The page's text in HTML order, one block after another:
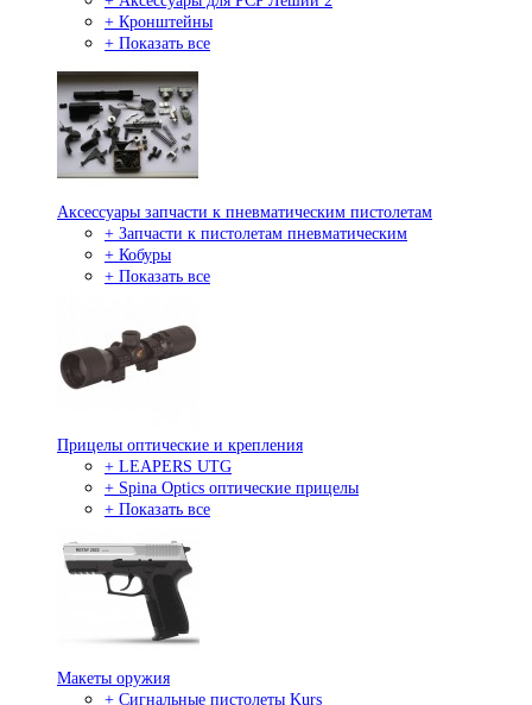
+ Кронштейны
+ Показать все
Аксессуары запчасти к пневматическим пистолетам
+ Запчасти к пистолетам пневматическим
+ Кобуры
+ Показать все
Прицелы оптические и крепления
+ LEAPERS UTG
+ Spina Optics оптические прицелы
+ Показать все
Макеты оружия
+ Сигнальные пистолеты Kurs